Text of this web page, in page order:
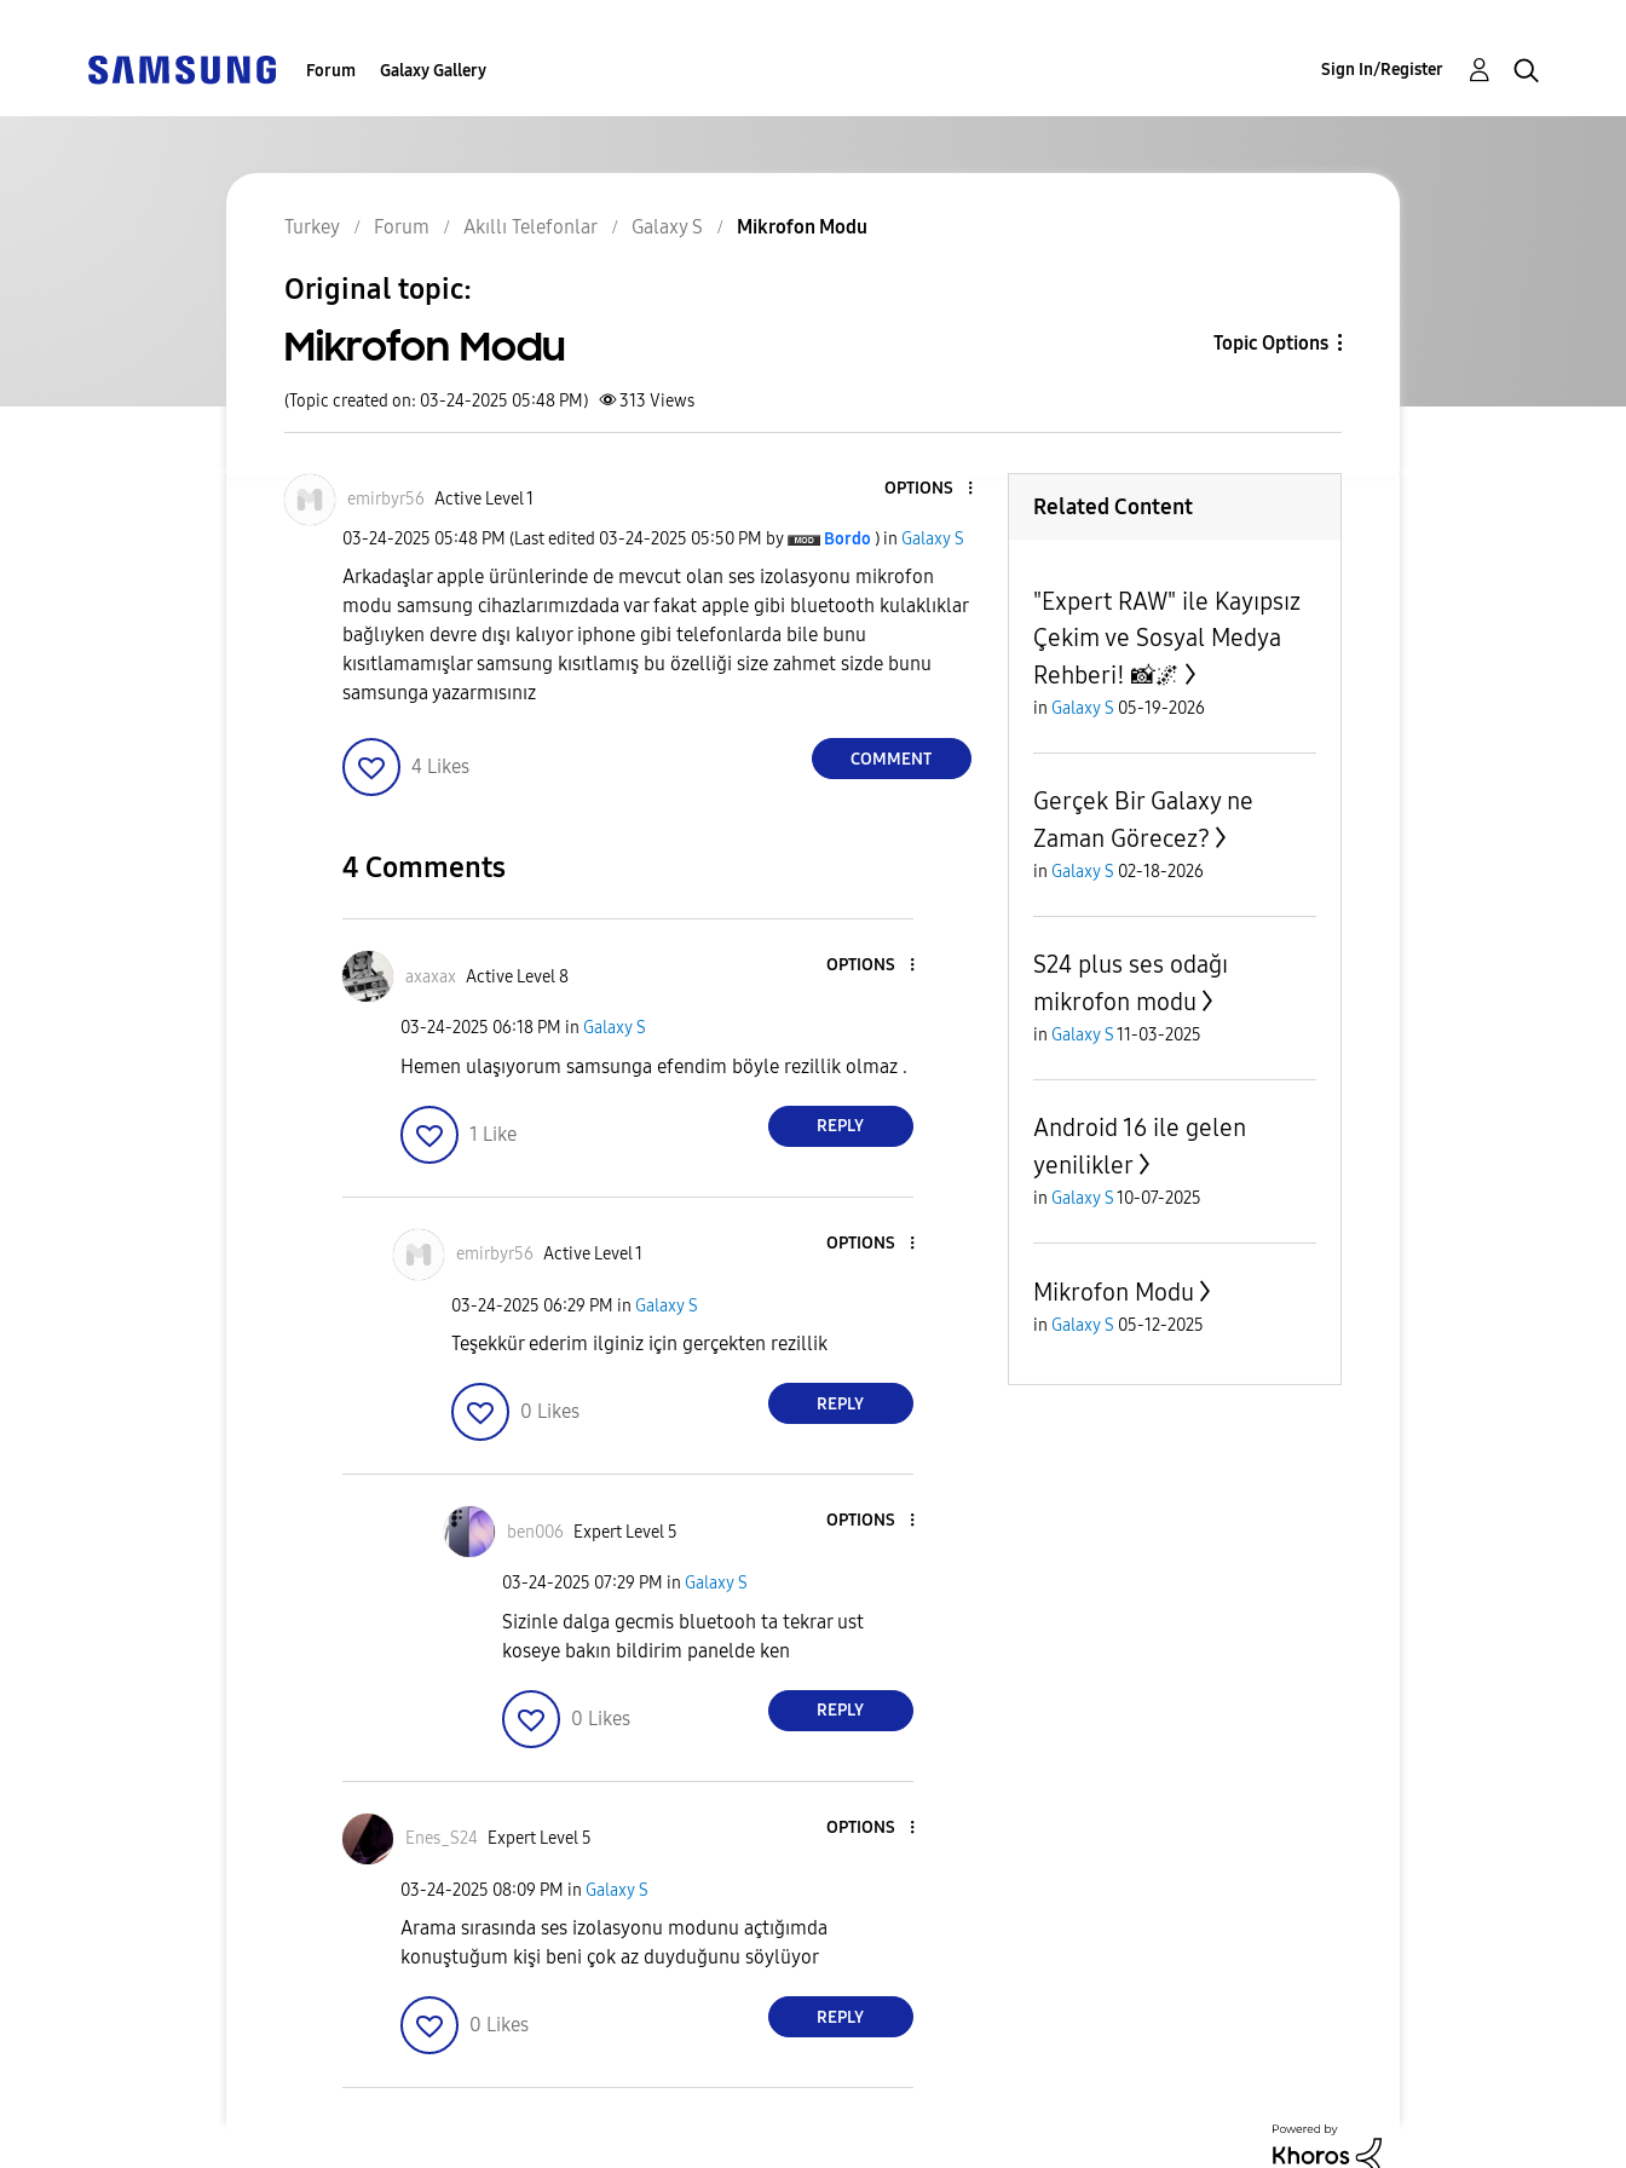
Forum Galaxy Gallery Sign In/Register
Turkey Forum Akıllı Telefonlar Galaxy S Mikrofon Modu
Original topic:
Mikrofon Modu Topic Options
(Topic created on: 03-24-2025 05:48 PM) 313 Views
emirbyr56 Active Level 1
OPTIONS
‎03-24-2025 05:48 PM (Last edited ‎03-24-2025 05:50 PM by Bordo ) in Galaxy S
Arkadaşlar apple ürünlerinde de mevcut olan ses izolasyonu mikrofon
modu samsung cihazlarımızdada var fakat apple gibi bluetooth kulaklıklar
bağlıyken devre dışı kalıyor iphone gibi telefonlarda bile bunu
kısıtlamamışlar samsung kısıtlamış bu özelliği size zahmet sizde bunu
samsunga yazarmısınız
4 Likes COMMENT
4 Comments
axaxax Active Level 8
OPTIONS
‎03-24-2025 06:18 PM in Galaxy S
Hemen ulaşıyorum samsunga efendim böyle rezillik olmaz .
1 Like REPLY
emirbyr56 Active Level 1
OPTIONS
‎03-24-2025 06:29 PM in Galaxy S
Teşekkür ederim ilginiz için gerçekten rezillik
0 Likes REPLY
ben006 Expert Level 5
OPTIONS
‎03-24-2025 07:29 PM in Galaxy S
Sizinle dalga gecmis bluetooh ta tekrar ust
koseye bakın bildirim panelde ken
0 Likes REPLY
Enes_S24 Expert Level 5
OPTIONS
‎03-24-2025 08:09 PM in Galaxy S
Arama sırasında ses izolasyonu modunu açtığımda
konuştuğum kişi beni çok az duyduğunu söylüyor
0 Likes REPLY
Related Content
"Expert RAW" ile Kayıpsız
Çekim ve Sosyal Medya
Rehberi! 📸🌌 ​
in Galaxy S 05-19-2026
Gerçek Bir Galaxy ne
Zaman Görecez?
in Galaxy S 02-18-2026
S24 plus ses odağı
mikrofon modu
in Galaxy S11-03-2025
Android 16 ile gelen
yenilikler
in Galaxy S10-07-2025
Mikrofon Modu
in Galaxy S 05-12-2025